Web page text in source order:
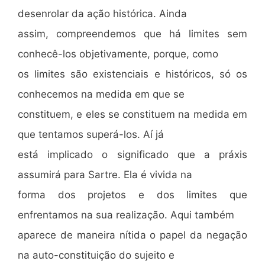
desenrolar da ação histórica. Ainda
assim, compreendemos que há limites sem
conhecê-los objetivamente, porque, como
os limites são existenciais e históricos, só os
conhecemos na medida em que se
constituem, e eles se constituem na medida em
que tentamos superá-los. Aí já
está implicado o significado que a práxis
assumirá para Sartre. Ela é vivida na
forma dos projetos e dos limites que
enfrentamos na sua realização. Aqui também
aparece de maneira nítida o papel da negação
na auto-constituição do sujeito e